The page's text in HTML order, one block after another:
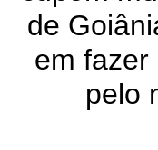
de
em fazer
pelo